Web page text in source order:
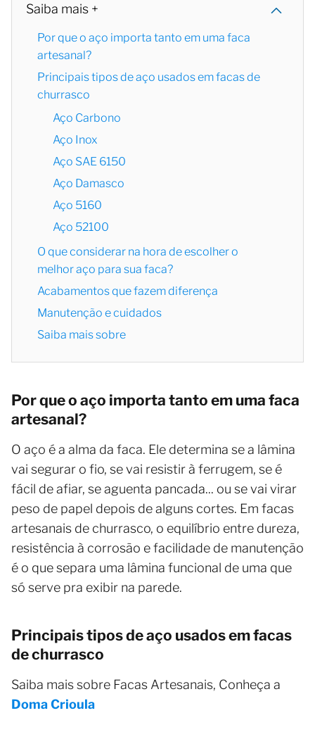
Saiba mais +
Por que o aço importa tanto em uma faca
artesanal?
Principais tipos de aço usados em facas de
churrasco
Aço Carbono
Aço Inox
Aço SAE 6150
Aço Damasco
Aço 5160
Aço 52100
O que considerar na hora de escolher o
melhor aço para sua faca?
Acabamentos que fazem diferença
Manutenção e cuidados
Saiba mais sobre
Por que o aço importa tanto em uma faca
artesanal?
O aço é a alma da faca. Ele determina se a lâmina
vai segurar o fio, se vai resistir à ferrugem, se é
fácil de afiar, se aguenta pancada... ou se vai virar
peso de papel depois de alguns cortes. Em facas
artesanais de churrasco, o equilíbrio entre dureza,
resistência à corrosão e facilidade de manutenção
é o que separa uma lâmina funcional de uma que
só serve pra exibir na parede.
Principais tipos de aço usados em facas
de churrasco
Saiba mais sobre Facas Artesanais, Conheça a
Doma Crioula